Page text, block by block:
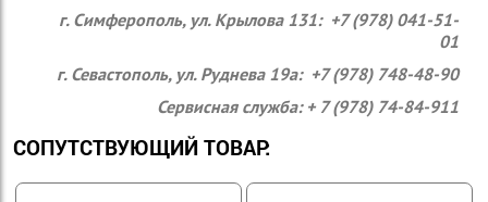
г. Симферополь, ул. Крылова 131: +7 (978) 041-51-
01
г. Севастополь, ул. Руднева 19а: +7 (978) 748-48-90
Сервисная служба: + 7 (978) 74-84-911
СОПУТСТВУЮЩИЙ ТОВАР: